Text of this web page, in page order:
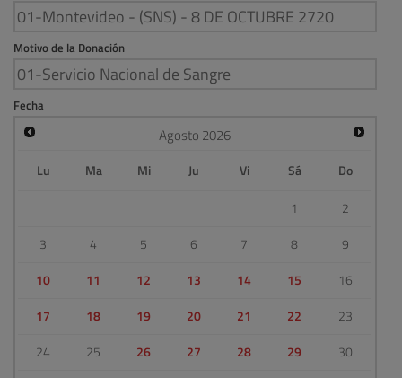
Motivo de la Donación
Fecha
Agosto 2026
Lu Ma Mi Ju Vi Sá Do
1
2
3
4 5 6 7 8
9
10
11 12 13 14 15
16
17
18 19 20 21 22
23
24
25 26 27 28 29
30